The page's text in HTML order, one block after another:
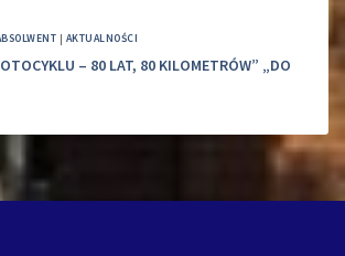
| AKTUALNOŚCI
– 80 LAT, 80 KILOMETRÓW” „DO